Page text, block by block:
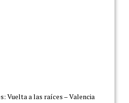
Vuelta a las raíces – Valencia